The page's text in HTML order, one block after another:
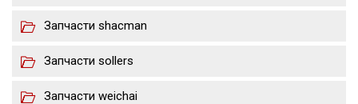
Запчасти shacman
Запчасти sollers
Запчасти weichai